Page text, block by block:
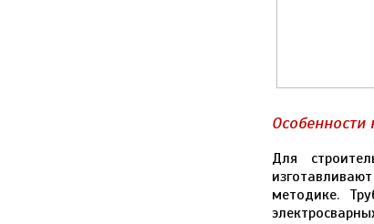
Для
методике.